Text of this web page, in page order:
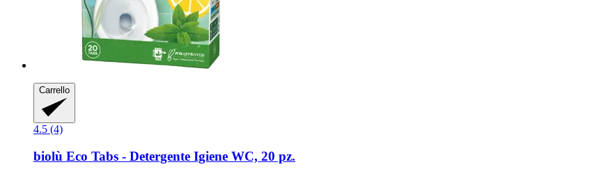
Carrello
4.5 (4)
biolù Eco Tabs -​ Detergente Igiene WC, 20 pz.